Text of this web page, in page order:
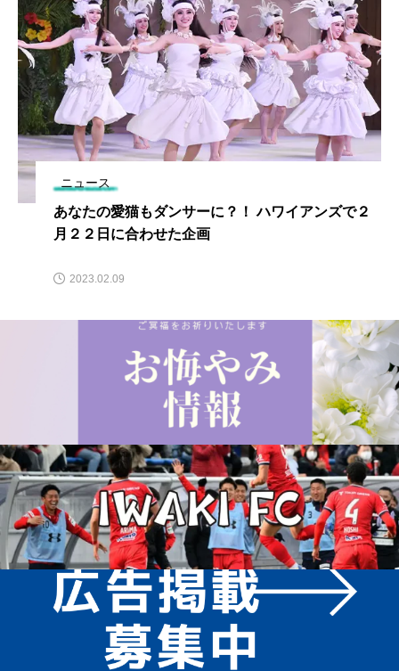
ニュース
あなたの愛猫もダンサーに？！ ハワイアンズで２
月２２日に合わせた企画
2023.02.09